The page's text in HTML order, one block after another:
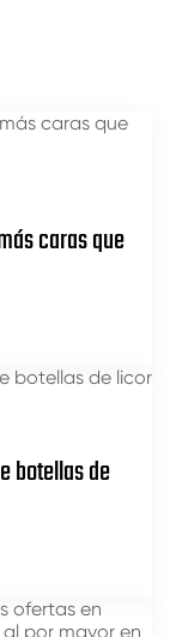
caras que
botellas de